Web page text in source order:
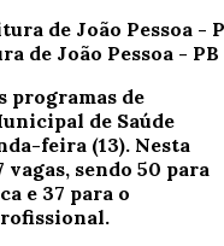
de João Pessoa - PB
programas de
de Saúde
feira (13). Nesta
sendo 50 para
e 37 para o